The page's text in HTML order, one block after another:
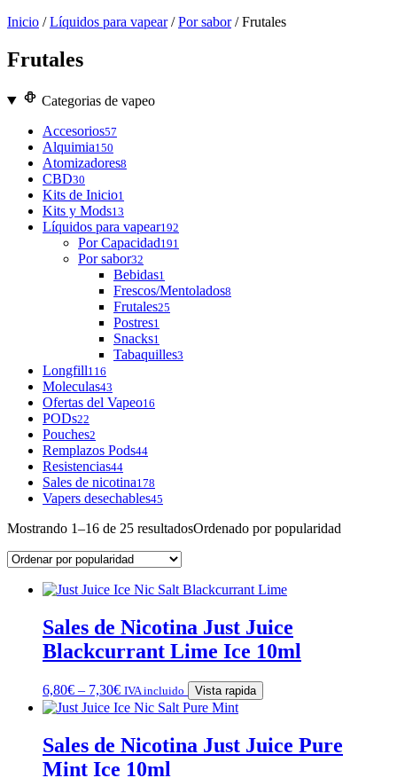
Inicio /Líquidos para vapear/Por sabor/ Frutales
Frutales
Categorias de vapeo
Accesorios57
Alquimia150
Atomizadores8
CBD30
Kits de Inicio1
Kits y Mods13
Líquidos para vapear192
Por Capacidad191
Por sabor32
Bebidas1
Frescos/Mentolados8
Frutales25
Postres1
Snacks1
Tabaquilles3
Longfill116
Moleculas43
Ofertas del Vapeo16
PODs22
Pouches2
Remplazos Pods44
Resistencias44
Sales de nicotina178
Vapers desechables45
Mostrando 1–16 de 25 resultadosOrdenado por popularidad
Sales de Nicotina Just Juice
Blackcurrant Lime Ice 10ml
6,80€ – 7,30€ IVA incluido Vista rapida
Sales de Nicotina Just Juice Pure
Mint Ice 10ml